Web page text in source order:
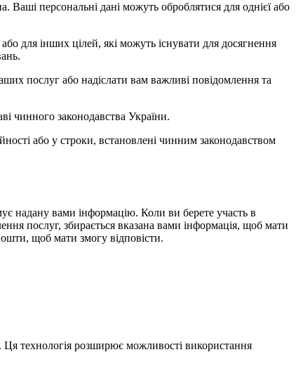
Ваші персональні дані можуть оброблятися для однієї або
для інших цілей, які можуть існувати для досягнення
послуг або надіслати вам важливі повідомлення та
чинного законодавства України.
або у строки, встановлені чинним законодавством
надану вами інформацію. Коли ви берете участь в
послуг, збирається вказана вами інформація, щоб мати
щоб мати змогу відповісти.
Ця технологія розширює можливості використання